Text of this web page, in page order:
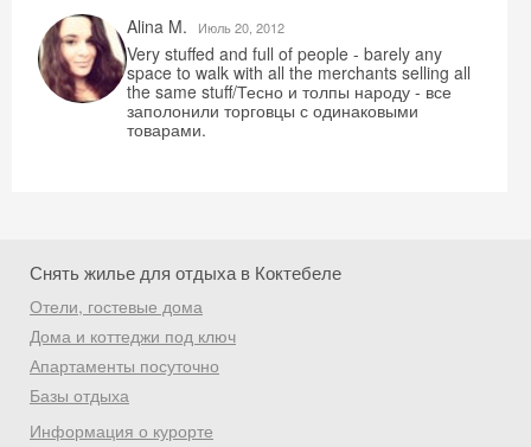
Alina M.
Июль 20, 2012
Very stuffed and full of people - barely any
space to walk with all the merchants selling all
the same stuff/Тесно и толпы народу - все
заполонили торговцы с одинаковыми
товарами.
Снять жилье для отдыха в Коктебеле
Отели, гостевые дома
Дома и коттеджи под ключ
Апартаменты посуточно
Базы отдыха
Информация о курорте